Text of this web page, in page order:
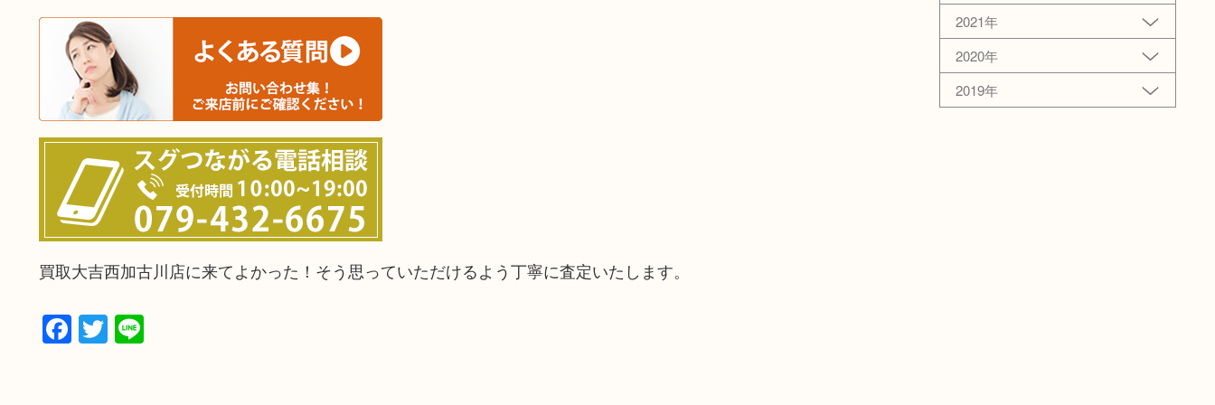
買取大吉西加古川店に来てよかった！そう思っていただけるよう丁寧に査定いたします。
Facebook
Twitter
Line
2021年
2020年
2019年